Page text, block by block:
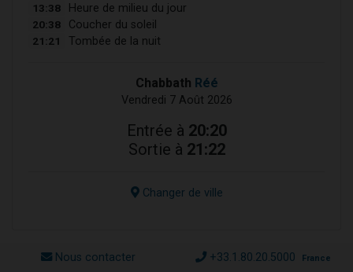
13:38 Heure de milieu du jour
20:38 Coucher du soleil
21:21 Tombée de la nuit
Chabbath Réé
Vendredi 7 Août 2026
Entrée à 20:20
Sortie à 21:22
Changer de ville
Nous contacter +33.1.80.20.5000 France